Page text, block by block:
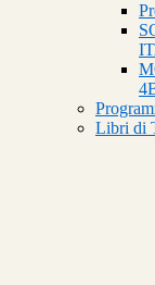
Libri di